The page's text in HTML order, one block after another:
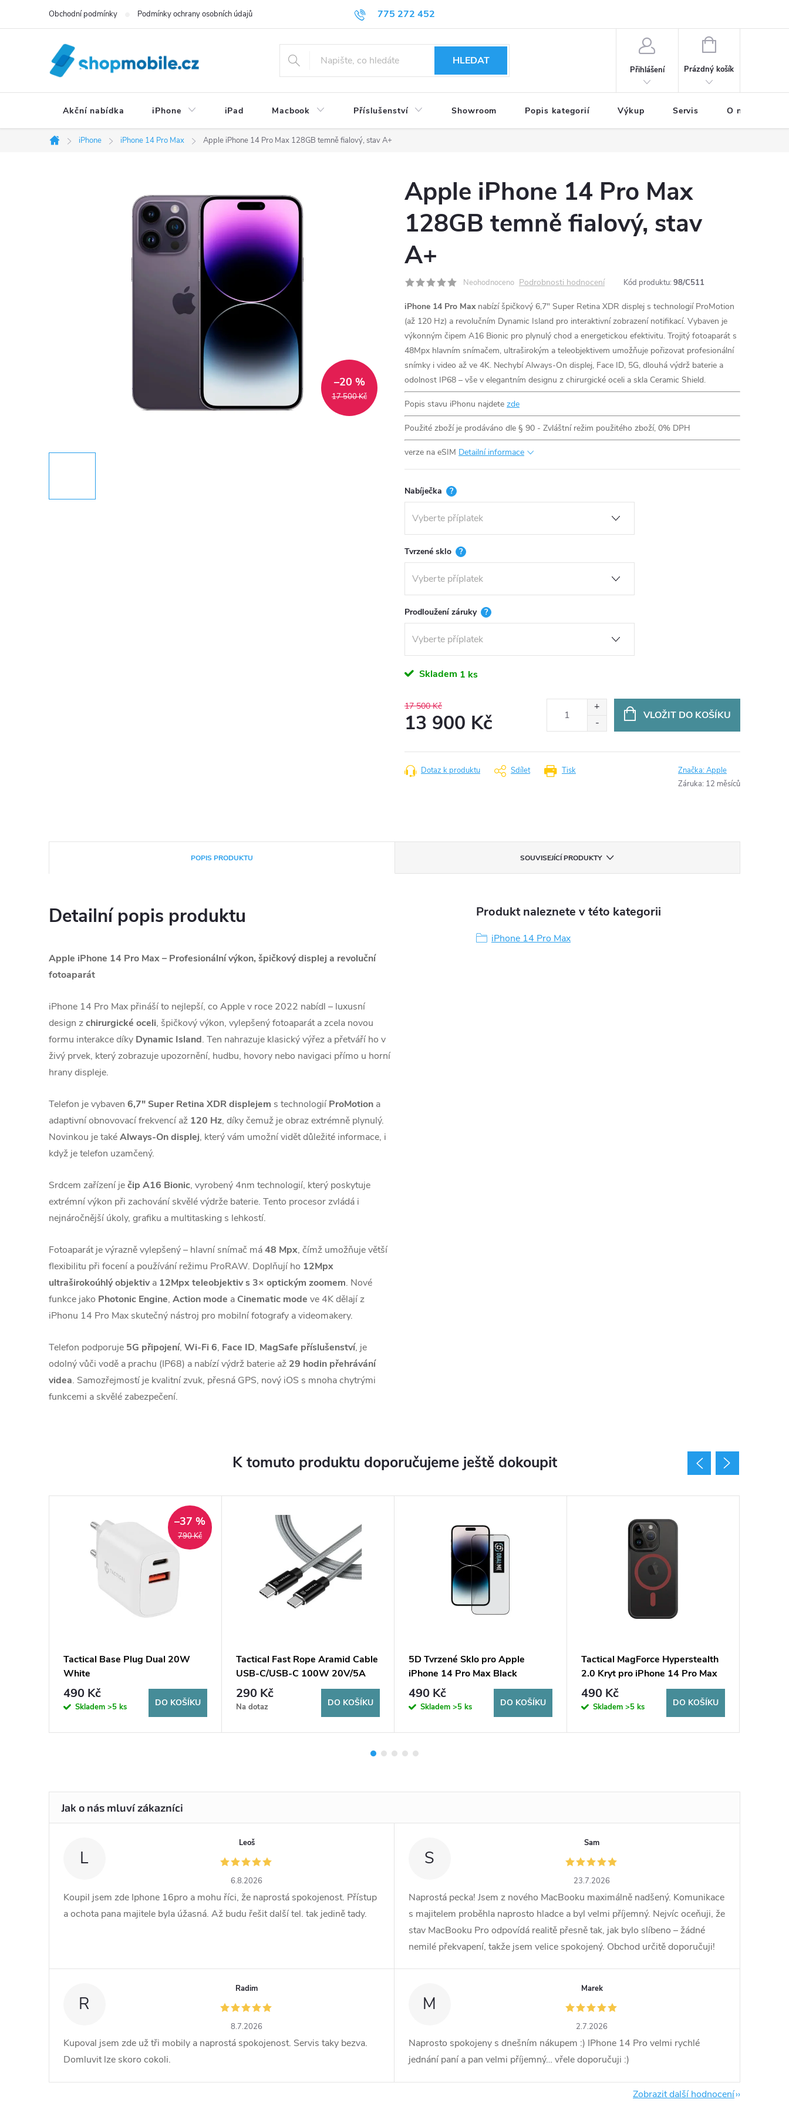
775 272 452
Obchodní podmínky Podmínky ochrany osobních údajů
HLEDAT
Přihlášení
NÁKUPNÍ
Prázdný košík
Akční nabídka iPhone iPad Macbook Příslušenství Showroom Popis kategorií Výkup Servis O nás
Domů
iPhone iPhone 14 Pro Max Apple iPhone 14 Pro Max 128GB temně fialový, stav A+
17 500 Kč
–20 %
Apple iPhone 14 Pro Max
128GB temně fialový, stav
A+
Neohodnoceno Podrobnosti hodnocení Kód produktu: 98/C511
iPhone 14 Pro Maxnabízí špičkový 6,7" Super Retina XDR displej s technologií ProMotion
(až 120 Hz) a revolučním Dynamic Island pro interaktivní zobrazení notifikací. Vybaven je
výkonným čipem A16 Bionic pro plynulý chod a energetickou efektivitu. Trojitý fotoaparát s
48Mpx hlavním snímačem, ultraširokým a teleobjektivem umožňuje pořizovat profesionální
snímky i video až ve 4K. Nechybí Always-On displej, Face ID, 5G, dlouhá výdrž baterie a
odolnost IP68 – vše v elegantním designu z chirurgické oceli a skla Ceramic Shield.
Popis stavu iPhonu najdete zde
Použité zboží je prodáváno dle § 90 - Zvláštní režim použitého zboží, 0% DPH
verze na eSIM Detailní informace
Nabíječka ?
Tvrzené sklo ?
Prodloužení záruky ?
Skladem 1 ks
17 500 Kč
13 900 Kč
cena:
VLOŽIT DO KOŠÍKU
Tisk
Dotaz k produktu Sdílet Značka:Apple
Záruka: 12 měsíců
POPIS PRODUKTU SOUVISEJÍCÍ PRODUKTY
Detailní popis produktu
Apple iPhone 14 Pro Max – Profesionální výkon, špičkový displej a revoluční
fotoaparát
iPhone 14 Pro Max přináší to nejlepší, co Apple v roce 2022 nabídl – luxusní
design zchirurgické oceli, špičkový výkon, vylepšený fotoaparát a zcela novou
formu interakce díky Dynamic Island. Ten nahrazuje klasický výřez a přetváří ho v
živý prvek, který zobrazuje upozornění, hudbu, hovory nebo navigaci přímo u horní
hrany displeje.
Telefon je vybaven 6,7" Super Retina XDR displejem s technologií ProMotion a
adaptivní obnovovací frekvencí až 120 Hz, díky čemuž je obraz extrémně plynulý.
Novinkou je takéAlways-On displej, který vám umožní vidět důležité informace, i
když je telefon uzamčený.
Srdcem zařízení ječip A16 Bionic, vyrobený 4nm technologií, který poskytuje
extrémní výkon při zachování skvělé výdrže baterie. Tento procesor zvládá i
nejnáročnější úkoly, grafiku a multitasking s lehkostí.
Fotoaparát je výrazně vylepšený – hlavní snímač má48 Mpx, čímž umožňuje větší
flexibilitu při focení a používání režimu ProRAW. Doplňují ho 12Mpx
ultraširokoúhlý objektiva 12Mpx teleobjektiv s 3× optickým zoomem. Nové
funkce jako Photonic Engine, Action mode a Cinematic mode ve 4K dělají z
iPhonu 14 Pro Max skutečný nástroj pro mobilní fotografy a videomakery.
Telefon podporuje 5G připojení, Wi‑Fi 6, Face ID, MagSafe příslušenství, je
odolný vůči vodě a prachu (IP68) a nabízí výdrž baterie až 29 hodin přehrávání
videa. Samozřejmostí je kvalitní zvuk, přesná GPS, nový iOS s mnoha chytrými
funkcemi a skvělé zabezpečení.
Produkt naleznete v této kategorii
iPhone 14 Pro Max
K tomuto produktu doporučujeme ještě dokoupit
790 Kč
–37 %
Tactical Base Plug Dual 20W
White
490 Kč
Skladem >5 ks DO KOŠÍKU
Tactical Fast Rope Aramid Cable
USB-C/USB-C 100W 20V/5A
1m Grey
290 Kč
Na dotaz DO KOŠÍKU
5D Tvrzené Sklo pro Apple
iPhone 14 Pro Max Black
490 Kč
Skladem >5 ks DO KOŠÍKU
Tactical MagForce Hyperstealth
2.0 Kryt pro iPhone 14 Pro Max
Black/Red
490 Kč
Skladem >5 ks DO KOŠÍKU
L
Leoš
6.8.2026
Koupil jsem zde Iphone 16pro a mohu říci, že naprostá spokojenost. Přístup
a ochota pana majitele byla úžasná. Až budu řešit další tel. tak jedině tady.
S
Sam
23.7.2026
Naprostá pecka! Jsem z nového MacBooku maximálně nadšený. Komunikace
s majitelem proběhla naprosto hladce a byl velmi příjemný. Nejvíc oceňuji, že
stav MacBooku Pro odpovídá realitě přesně tak, jak bylo slíbeno – žádné
nemilé překvapení, takže jsem velice spokojený. Obchod určitě doporučuji!
R
Radim
8.7.2026
Kupoval jsem zde už tři mobily a naprostá spokojenost. Servis taky bezva.
Domluvit lze skoro cokoli.
M
Marek
2.7.2026
Naprosto spokojeny s dnešním nákupem :) IPhone 14 Pro velmi rychlé
jednání paní a pan velmi příjemný… vřele doporučuji :)
Zobrazit další hodnocení